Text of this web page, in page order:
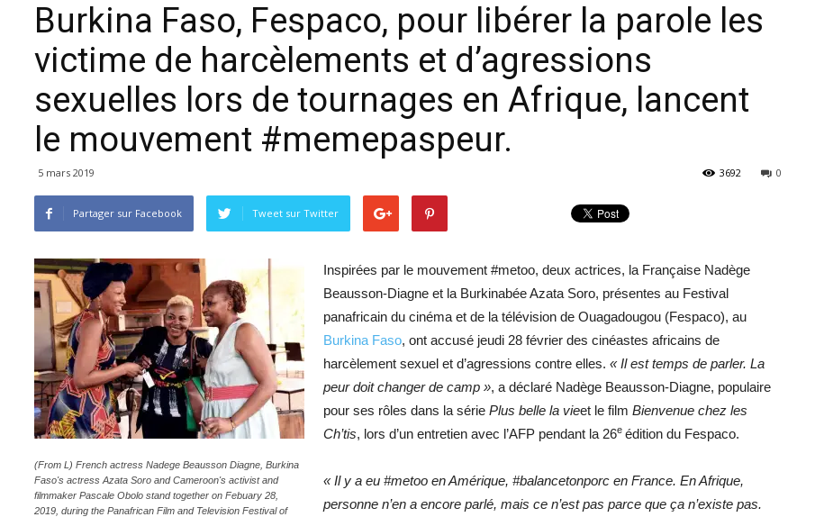
Burkina Faso, Fespaco, pour libérer la parole les
victime de harcèlements et d’agressions
sexuelles lors de tournages en Afrique, lancent
le mouvement #memepaspeur.
5 mars 2019 0
3692
Partager sur Facebook Tweet sur ​​Twitter
(From L) French actress Nadege Beausson Diagne, Burkina
Faso's actress Azata Soro and Cameroon's activist and
filmmaker Pascale Obolo stand together on Febuary 28,
2019, during the Panafrican Film and Television Festival of
Inspirées par le mouvement #metoo, deux actrices, la Française Nadège
Beausson-Diagne et la Burkinabée Azata Soro, présentes au Festival
panafricain du cinéma et de la télévision de Ouagadougou (Fespaco), au
Burkina Faso, ont accusé jeudi 28 février des cinéastes africains de
harcèlement sexuel et d’agressions contre elles. « Il est temps de parler. La
peur doit changer de camp », a déclaré Nadège Beausson-Diagne, populaire
pour ses rôles dans la série Plus belle la vieet le film Bienvenue chez les
Ch’tis, lors d’un entretien avec l’AFP pendant la 26e édition du Fespaco.
« Il y a eu #metoo en Amérique, #balancetonporc en France. En Afrique,
personne n’en a encore parlé, mais ce n’est pas parce que ça n’existe pas.